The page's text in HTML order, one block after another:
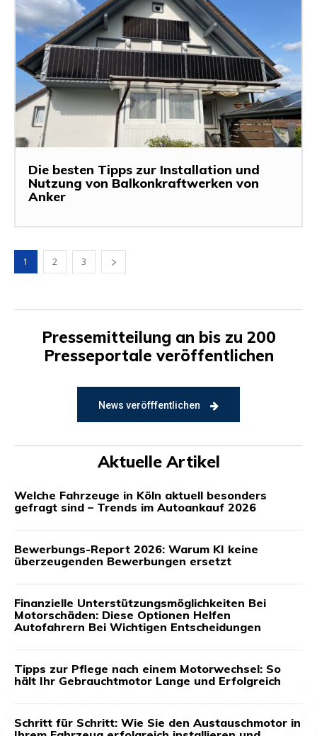
Die besten Tipps zur Installation und
Nutzung von Balkonkraftwerken von
Anker
1 2 3
Pressemitteilung an bis zu 200
Presseportale veröffentlichen
News veröfffentlichen
Aktuelle Artikel
Welche Fahrzeuge in Köln aktuell besonders
gefragt sind – Trends im Autoankauf 2026
Bewerbungs-Report 2026: Warum KI keine
überzeugenden Bewerbungen ersetzt
Finanzielle Unterstützungsmöglichkeiten Bei
Motorschäden: Diese Optionen Helfen
Autofahrern Bei Wichtigen Entscheidungen
Tipps zur Pflege nach einem Motorwechsel: So
hält Ihr Gebrauchtmotor Lange und Erfolgreich
Schritt für Schritt: Wie Sie den Austauschmotor in